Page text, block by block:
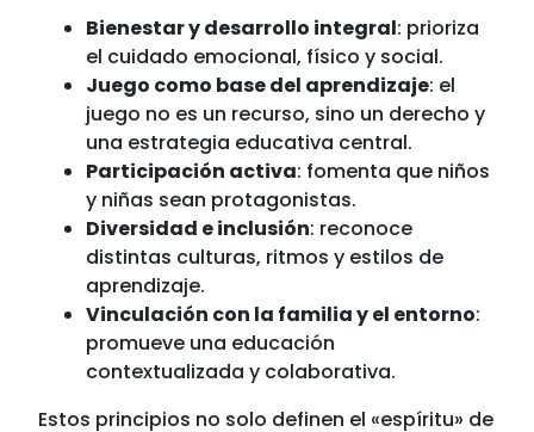
Bienestar y desarrollo integral: prioriza
el cuidado emocional, físico y social.
Juego como base del aprendizaje: el
juego no es un recurso, sino un derecho y
una estrategia educativa central.
Participación activa: fomenta que niños
y niñas sean protagonistas.
Diversidad e inclusión: reconoce
distintas culturas, ritmos y estilos de
aprendizaje.
Vinculación con la familia y el entorno:
promueve una educación
contextualizada y colaborativa.
Estos principios no solo definen el «espíritu» de